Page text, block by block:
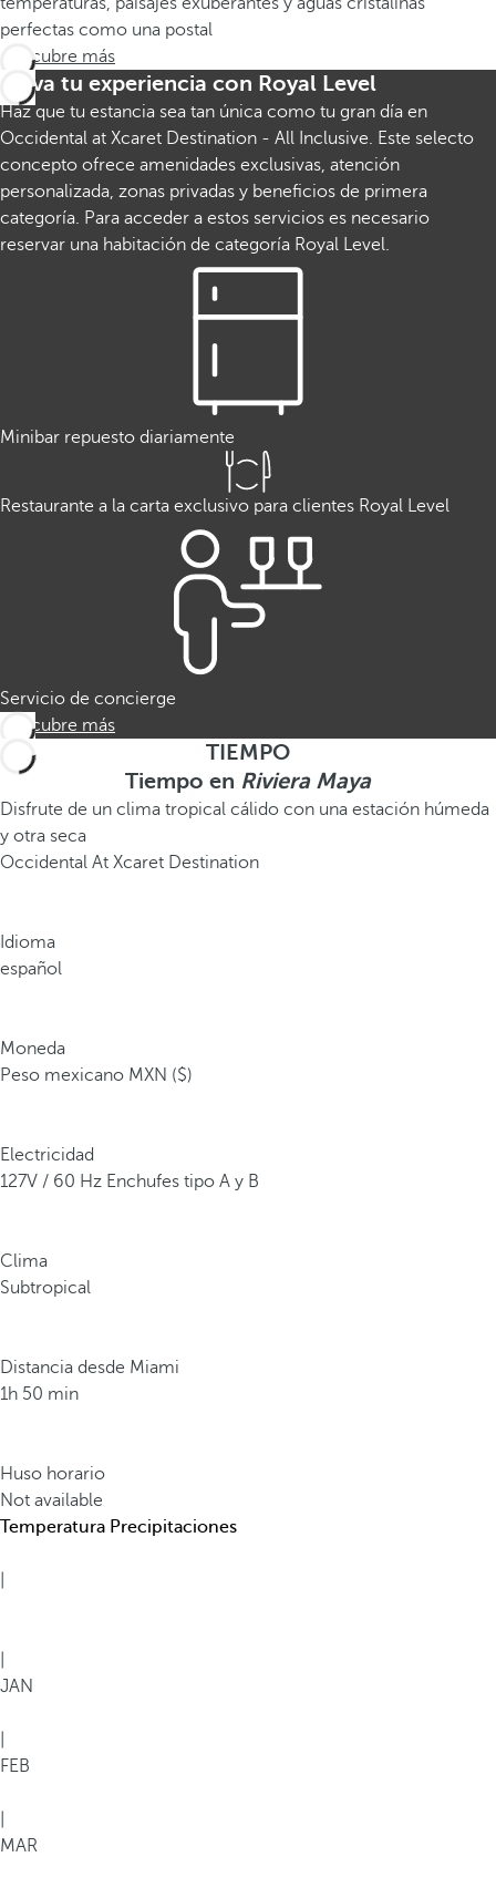
perfectas como una postal
Descubre más
Eleva tu experiencia con Royal Level
Haz que tu estancia sea tan única como tu gran día en
Occidental at Xcaret Destination - All Inclusive. Este selecto
concepto ofrece amenidades exclusivas, atención
personalizada, zonas privadas y beneficios de primera
categoría. Para acceder a estos servicios es necesario
reservar una habitación de categoría Royal Level.
Minibar repuesto diariamente
Restaurante a la carta exclusivo para clientes Royal Level
Servicio de concierge
Descubre más
TIEMPO
Tiempo en Riviera Maya
Disfrute de un clima tropical cálido con una estación húmeda
y otra seca
Occidental At Xcaret Destination
Idioma
español
Moneda
Peso mexicano MXN ($)
Electricidad
127V / 60 Hz Enchufes tipo A y B
Clima
Subtropical
Distancia desde Miami
1h 50 min
Huso horario
Not available
Temperatura Precipitaciones
JAN
FEB
MAR